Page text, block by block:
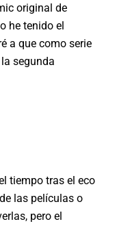
original de
he tenido el
a que como serie
segunda
tiempo tras el eco
las películas o
pero el